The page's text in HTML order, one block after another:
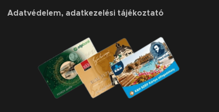
Adatvédelem, adatkezelési tájékoztató